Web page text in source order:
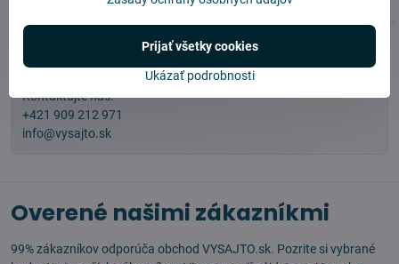
Potrebujete poradiť?
Kontaktujte nás:
+421 909 212 971
info@vysajto.sk
Overené našimi zákazníkmi
99% zákazníkov odporúča obchod VYSAJTO.sk. Pozrite si vybrané
Ukázať podrobnosti
Prijať všetky cookies